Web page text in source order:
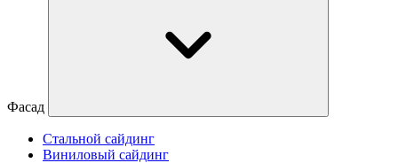
Фасад
Стальной сайдинг
Виниловый сайдинг